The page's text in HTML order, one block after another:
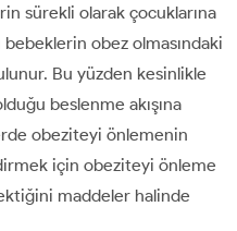
sürekli olarak çocuklarına
obez olmasındaki
Bu yüzden kesinlikle
beslenme akışına
obeziteyi önlemenin
için obeziteyi önleme
maddeler halinde